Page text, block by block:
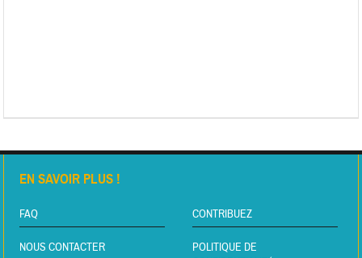
EN SAVOIR PLUS !
FAQ CONTRIBUEZ
NOUS CONTACTER
POLITIQUE DE